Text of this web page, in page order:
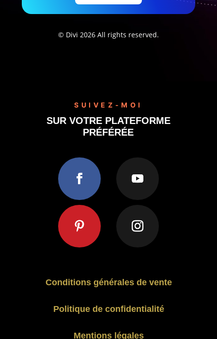
© Divi 2026 All rights reserved.
SUIVEZ-MOI
SUR VOTRE PLATEFORME
PRÉFÉRÉE
Conditions générales de vente
Politique de confidentialité
Mentions légales